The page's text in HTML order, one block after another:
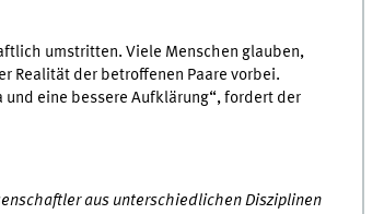
umstritten. Viele Menschen glauben,
Realität der betroffenen Paare vorbei.
eine bessere Aufklärung“, fordert der
aus unterschiedlichen Disziplinen